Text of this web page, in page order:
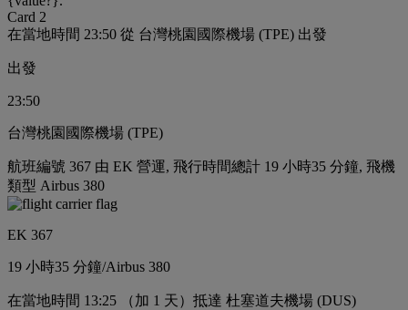
Card 2
在當地時間 23:50 從 台灣桃園國際機場 (TPE) 出發
出發
23:50
台灣桃園國際機場 (TPE)
航班編號 367 由 EK 營運, 飛行時間總計 19 小時35 分鐘, 飛機
類型 Airbus 380
EK 367
19 小時35 分鐘/Airbus 380
在當地時間 13:25 （加 1 天）抵達 杜塞道夫機場 (DUS)